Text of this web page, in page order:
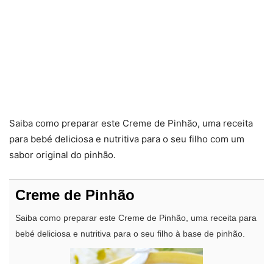
Saiba como preparar este Creme de Pinhão, uma receita
para bebé deliciosa e nutritiva para o seu filho com um
sabor original do pinhão.
Creme de Pinhão
Saiba como preparar este Creme de Pinhão, uma receita para
bebé deliciosa e nutritiva para o seu filho à base de pinhão.